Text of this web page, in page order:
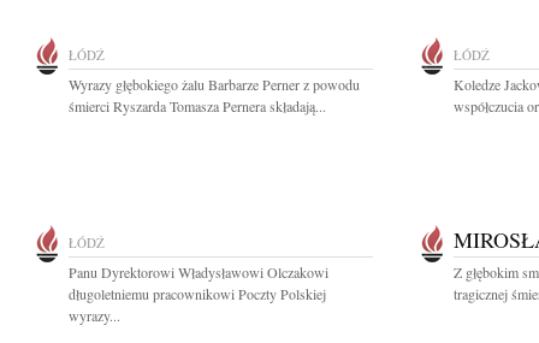
ŁÓDŹ
Wyrazy głębokiego żalu Barbarze Perner z powodu
śmierci Ryszarda Tomasza Pernera składają...
ŁÓDŹ
Koledze
współczucia
ŁÓDŹ
Panu Dyrektorowi Władysławowi Olczakowi
długoletniemu pracownikowi Poczty Polskiej
wyrazy...
Z głębokim
tragicznej